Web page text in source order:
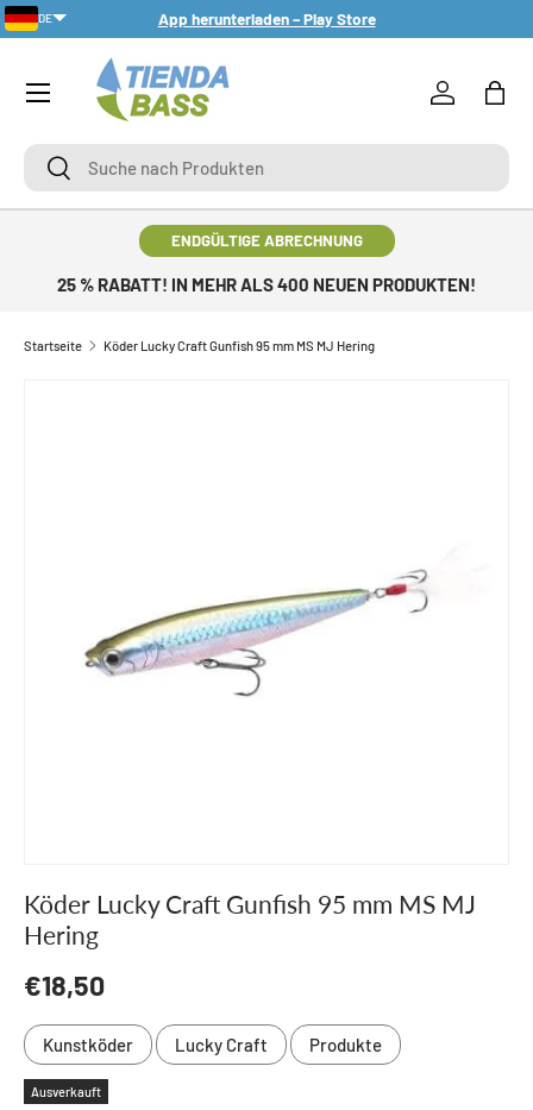
DIREKT ZUM INHALT
App herunterladen – Play Store
SucheSuche
Einloggen
ENDGÜLTIGE ABRECHNUNG
25 % RABATT! IN MEHR ALS 400 NEUEN PRODUKTEN!
Startseite Köder Lucky Craft Gunfish 95 mm MS MJ Hering
Köder Lucky Craft Gunfish 95 mm MS MJ
Hering
Normaler Preis
€18,50
Kunstköder Lucky Craft Produkte
Ausverkauft
DE